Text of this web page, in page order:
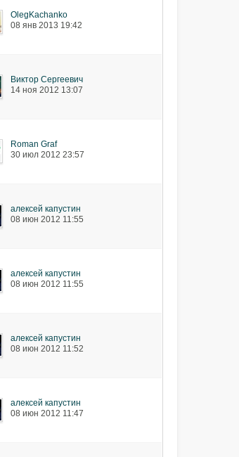
OlegKachanko
08 янв 2013 19:42
Виктор Сергеевич
14 ноя 2012 13:07
Roman Graf
30 июл 2012 23:57
алексей капустин
08 июн 2012 11:55
алексей капустин
08 июн 2012 11:55
алексей капустин
08 июн 2012 11:52
алексей капустин
08 июн 2012 11:47